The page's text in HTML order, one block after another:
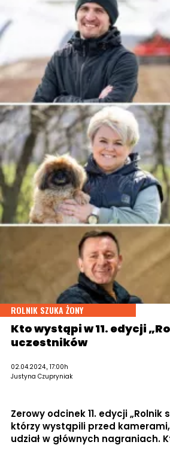
ROLNIK SZUKA ŻONY
Kto wystąpi w 11. edycji
uczestników
02.04.2024., 17:00h
Justyna Czupryniak
Zerowy odcinek 11. edycji
którzy wystąpili przed
udział w głównych nagraniach.